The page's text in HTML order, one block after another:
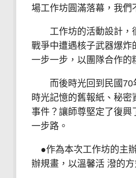
場工作坊圓滿落幕，我們
工作坊的活動設計，很
戰爭中遭遇核子武器爆炸
一步一步，以團隊合作的
而後時光回到民國70
時光記憶的舊報紙、秘
事件？讓師尊堅定了復興
一步路。
●作為本次工作坊的主
辦規畫，以溫馨活 潑的